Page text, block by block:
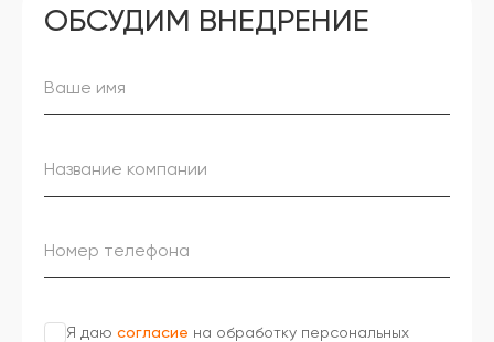
ОБСУДИМ ВНЕДРЕНИЕ
Я даю согласие на обработку персональных